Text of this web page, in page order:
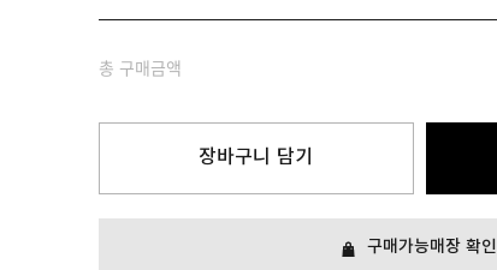
총 구매금액
장바구니 담기
구매가능매장 확인